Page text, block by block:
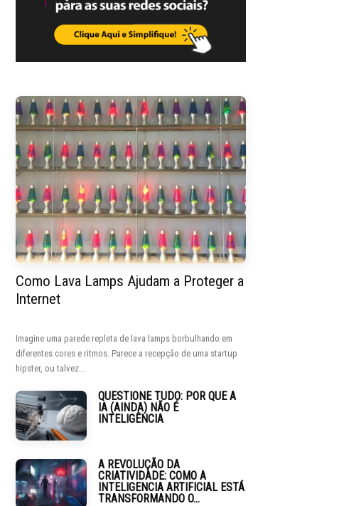
Como Lava Lamps Ajudam a Proteger a
Internet
Imagine uma parede repleta de lava lamps borbulhando em
diferentes cores e ritmos. Parece a recepção de uma startup
hipster, ou talvez...
QUESTIONE TUDO: POR QUE A
IA (AINDA) NÃO É
INTELIGÊNCIA
A REVOLUÇÃO DA
CRIATIVIDADE: COMO A
INTELIGENCIA ARTIFICIAL ESTÁ
TRANSFORMANDO O...